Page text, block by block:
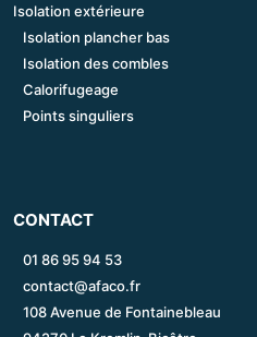
Isolation extérieure
Isolation plancher bas
Isolation des combles
Calorifugeage
Points singuliers
CONTACT
01 86 95 94 53
contact@afaco.fr
108 Avenue de Fontainebleau